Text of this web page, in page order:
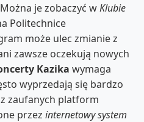
je zobaczyć wKlubie
Politechnice
może ulec zmianie z
zawsze oczekują nowych
Kazika wymaga
wyprzedają się bardzo
zaufanych platform
przez internetowy system